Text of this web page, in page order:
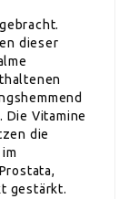
dieser
Die Vitamine
die
gestärkt.